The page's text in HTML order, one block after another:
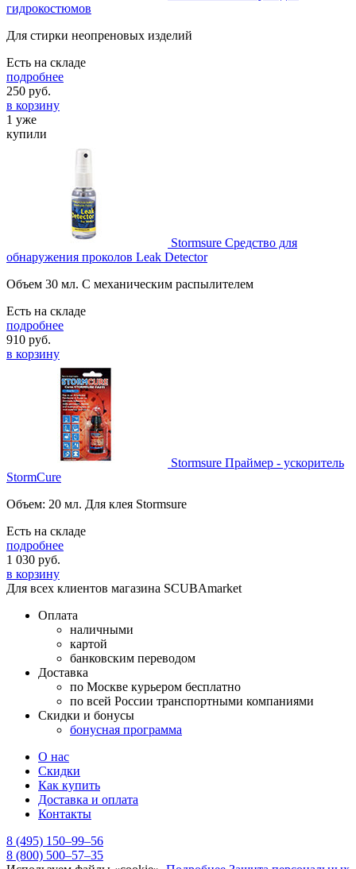
гидрокостюмов
Для стирки неопреновых изделий
Есть на складе
подробнее
250 руб.
в корзину
1 уже
купили
Stormsure Средство для
обнаружения проколов Leak Detector
Объем 30 мл. С механическим распылителем
Есть на складе
подробнее
910 руб.
в корзину
Stormsure Праймер - ускоритель
StormCure
Объем: 20 мл. Для клея Stormsure
Есть на складе
подробнее
1 030 руб.
в корзину
Для всех клиентов магазина SCUBAmarket
Оплата
наличными
картой
банковским переводом
Доставка
по Москве курьером бесплатно
по всей России транспортными компаниями
Скидки и бонусы
бонусная программа
О нас
Скидки
Как купить
Доставка и оплата
Контакты
8 (495) 150–99–56
8 (800) 500–57–35